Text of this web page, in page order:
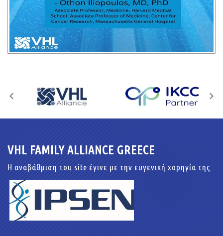
VHL FAMILY ALLIANCE GREECE
Η αναβάθμιση του site έγινε με την ευγενική χορηγία της